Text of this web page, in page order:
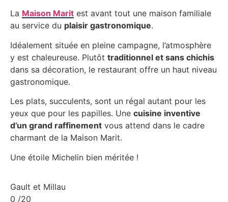
La Maison Marit est avant tout une maison familiale
au service du plaisir gastronomique.
Idéalement située en pleine campagne, l’atmosphère
y est chaleureuse. Plutôt traditionnel et sans chichis
dans sa décoration, le restaurant offre un haut niveau
gastronomique.
Les plats, succulents, sont un régal autant pour les
yeux que pour les papilles. Une cuisine inventive
d’un grand raffinement vous attend dans le cadre
charmant de la Maison Marit.
Une étoile Michelin bien méritée !
Gault et Millau
0 /20